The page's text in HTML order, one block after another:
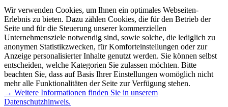
Wir verwenden Cookies, um Ihnen ein optimales Webseiten-
Erlebnis zu bieten. Dazu zählen Cookies, die für den Betrieb der
Seite und für die Steuerung unserer kommerziellen
Unternehmensziele notwendig sind, sowie solche, die lediglich zu
anonymen Statistikzwecken, für Komforteinstellungen oder zur
Anzeige personalisierter Inhalte genutzt werden. Sie können selbst
entscheiden, welche Kategorien Sie zulassen möchten. Bitte
beachten Sie, dass auf Basis Ihrer Einstellungen womöglich nicht
mehr alle Funktionalitäten der Seite zur Verfügung stehen.
→ Weitere Informationen finden Sie in unserem
Datenschutzhinweis.